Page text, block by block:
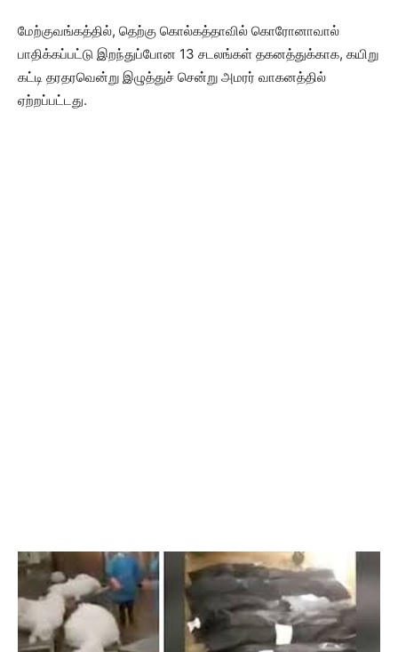
மேற்குவங்கத்தில், தெற்கு கொல்கத்தாவில் கொரோனாவால்
பாதிக்கப்பட்டு இறந்துப்போன 13 சடலங்கள் தகனத்துக்காக, கயிறு
கட்டி தரதரவென்று இழுத்துச் சென்று அமரர் வாகனத்தில்
ஏற்றப்பட்டது.